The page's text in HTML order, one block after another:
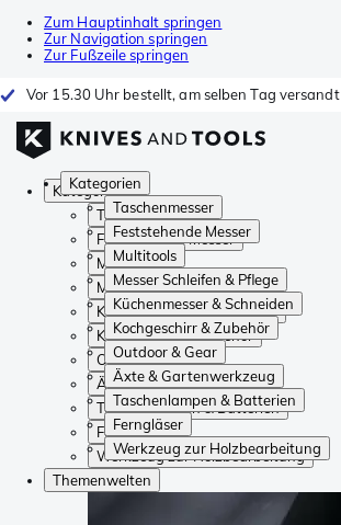
Zum Hauptinhalt springen
Zur Navigation springen
Zur Fußzeile springen
Vor 15.30 Uhr bestellt, am selben Tag versandt
Kategorien
Taschenmesser
Feststehende Messer
Multitools
Messer Schleifen & Pflege
Küchenmesser & Schneiden
Kochgeschirr & Zubehör
Outdoor & Gear
Äxte & Gartenwerkzeug
Taschenlampen & Batterien
Ferngläser
Werkzeug zur Holzbearbeitung
Kategorien
Taschenmesser
Feststehende Messer
Multitools
Messer Schleifen & Pflege
Küchenmesser & Schneiden
Kochgeschirr & Zubehör
Outdoor & Gear
Äxte & Gartenwerkzeug
Taschenlampen & Batterien
Ferngläser
Werkzeug zur Holzbearbeitung
Themenwelten